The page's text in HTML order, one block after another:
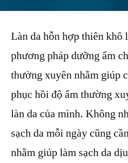
sử
sữa
rửa
mặt
bọt
cho
Làn da hỗn hợp thiên khô
phương pháp dưỡng ẩm
thường xuyên nhằm giúp
phục hồi độ ẩm thường
làn da của mình. Không
sạch da mỗi ngày cũng
nhằm giúp làm sạch da